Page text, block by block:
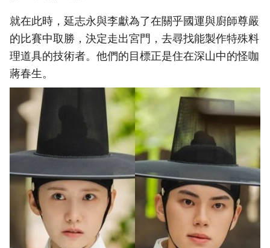
就在此時，延志永與李獻為了在關乎國運與廚師尊嚴
的比賽中取勝，決定走出宮門，去尋找能製作特殊料
理道具的技術者。他們的目標正是住在深山中的怪咖
蔣春生。